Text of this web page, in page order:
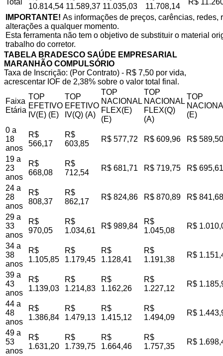
Total
10.814,54 11.589,37 11.035,03
11.708,14
R$
IMPORTANTE! As informações de preços, carências,
alterações a qualquer momento.
Esta ferramenta não tem o objetivo de substituir o material
trabalho do corretor.
TABELA BRADESCO SAÚDE EMPRESARIAL
MARANHÃO COMPULSÓRIO
Taxa de Inscrição: (Por Contrato) - R$ 7,50 por vida,
acrescentar IOF de 2,38% sobre o valor total final.
Faixa
Etária
TOP
EFETIVO
IV(E) (E)
TOP
EFETIVO
IV(Q) (A)
TOP
NACIONAL
FLEX(E)
(E)
TOP
NACIONAL
FLEX(Q)
(A)
TOP
(E)
0 a
18
anos
R$
566,17
R$
603,85
R$ 577,72 R$ 609,96 R$ 589,50
19 a
23
anos
R$
668,08
R$
712,54
R$ 681,71 R$ 719,75 R$ 695,61
24 a
28
anos
R$
808,37
R$
862,17
R$ 824,86 R$ 870,89 R$ 841,68
29 a
33
anos
R$
970,05
R$
1.034,61
R$ 989,84
R$
1.045,08
R$
34 a
38
anos
R$
1.105,85
R$
1.179,45
R$
1.128,41
R$
1.191,38
R$
39 a
43
anos
R$
1.139,03
R$
1.214,83
R$
1.162,26
R$
1.227,12
R$
44 a
48
anos
R$
1.386,84
R$
1.479,13
R$
1.415,12
R$
1.494,09
R$
49 a
53
anos
R$
1.631,20
R$
1.739,75
R$
1.664,46
R$
1.757,35
R$